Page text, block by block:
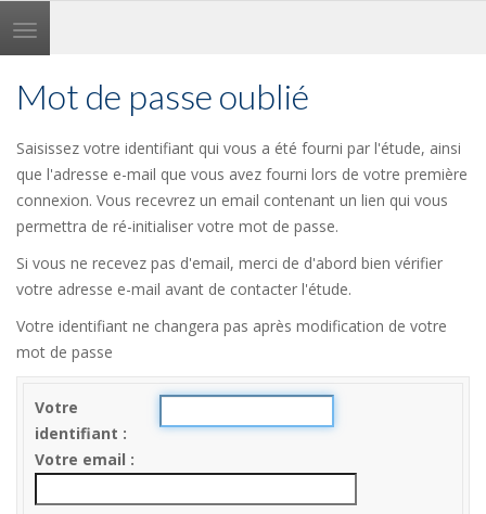
Toggle
navigation
Mot de passe oublié
Saisissez votre identifiant qui vous a été fourni par l'étude, ainsi
que l'adresse e-mail que vous avez fourni lors de votre première
connexion. Vous recevrez un email contenant un lien qui vous
permettra de ré-initialiser votre mot de passe.
Si vous ne recevez pas d'email, merci de d'abord bien vérifier
votre adresse e-mail avant de contacter l'étude.
Votre identifiant ne changera pas après modification de votre
mot de passe
Votre
identifiant
Votre email